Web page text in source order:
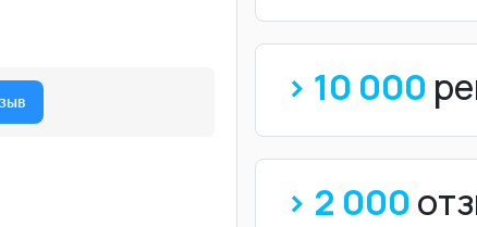
> 10 000
> 2 000